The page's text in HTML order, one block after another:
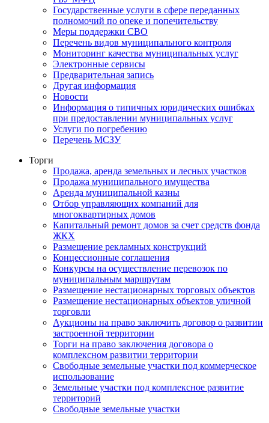
Государственные услуги в сфере переданных
полномочий по опеке и попечительству
Меры поддержки СВО
Перечень видов муниципального контроля
Мониторинг качества муниципальных услуг
Электронные сервисы
Предварительная запись
Другая информация
Новости
Информация о типичных юридических ошибках
при предоставлении муниципальных услуг
Услуги по погребению
Перечень МСЗУ
Торги
Продажа, аренда земельных и лесных участков
Продажа муниципального имущества
Аренда муниципальной казны
Отбор управляющих компаний для
многоквартирных домов
Капитальный ремонт домов за счет средств фонда
ЖКХ
Размещение рекламных конструкций
Концессионные соглашения
Конкурсы на осуществление перевозок по
муниципальным маршрутам
Размещение нестационарных торговых объектов
Размещение нестационарных объектов уличной
торговли
Аукционы на право заключить договор о развитии
застроенной территории
Торги на право заключения договора о
комплексном развитии территории
Свободные земельные участки под коммерческое
использование
Земельные участки под комплексное развитие
территорий
Свободные земельные участки